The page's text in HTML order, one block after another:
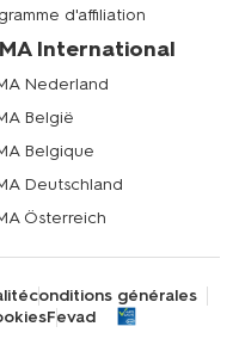
d'affiliation
International
Nederland
België
Belgique
Deutschland
Österreich
conditions générales
Fevad